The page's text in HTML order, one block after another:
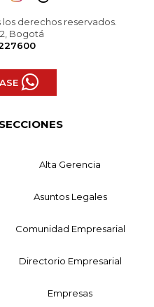
los derechos reservados.
Bogotá
Alta Gerencia
Asuntos Legales
Comunidad Empresarial
Directorio Empresarial
Empresas